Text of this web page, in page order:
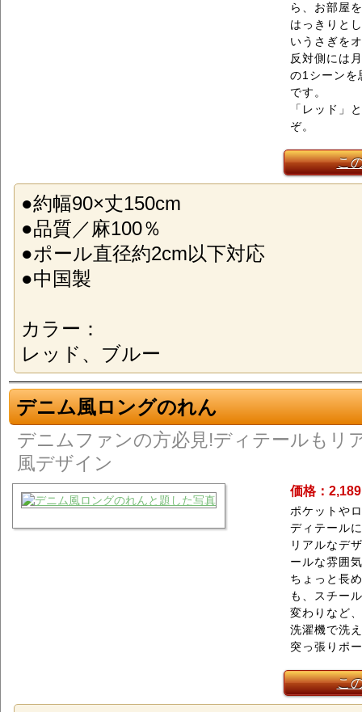
ら、お部屋
はっきりと
いうさぎを
反対側には
の1シーンを
です。
「レッド」
ぞ。
こ
●約幅90×丈150cm
●品質／麻100％
●ポール直径約2cm以下対応
●中国製
カラー：
レッド、ブルー
デニム風ロングのれん
デニムファンの方必見!ディテールもリ
風デザイン
価格：
ポケットや
ディテール
リアルなデ
ールな雰囲
ちょっと長
も、スチー
変わりなど
洗濯機で洗
突っ張りポ
こ